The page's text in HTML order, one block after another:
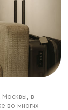
Москвы, в
во многих